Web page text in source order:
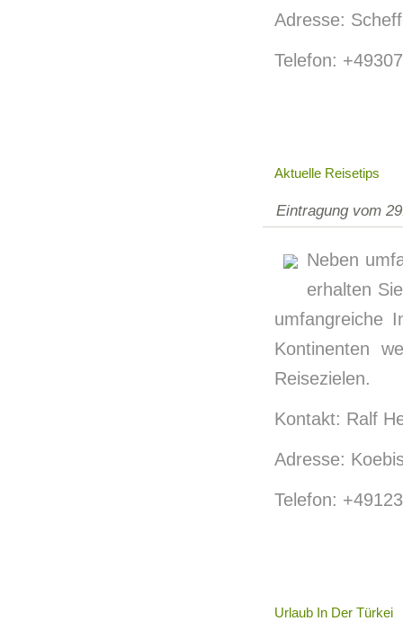
Adresse:
Telefon:
Aktuelle Reisetips
Eintragung vom
Neben
erhalten
umfangreiche
Kontinenten
Reisezielen.
Kontakt: Ralf
Adresse:
Telefon:
Urlaub In Der Türkei